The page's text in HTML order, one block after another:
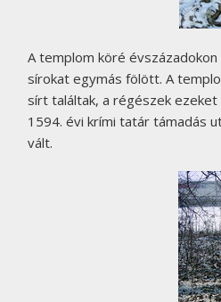
A templom köré
sírokat egymás fölött. A
sírt találtak, a régészek
1594. évi krími tatár támadás
vált.